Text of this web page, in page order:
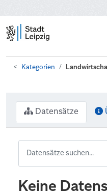
Kategorien
Datensätze
Keine